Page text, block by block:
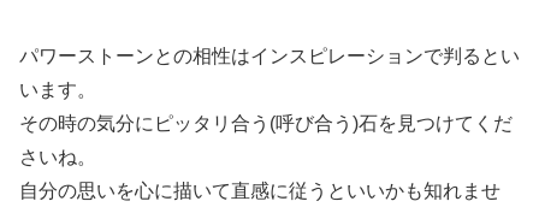
パワーストーンとの相性はインスピレーションで判るとい
います。
その時の気分にピッタリ合う(呼び合う)石を見つけてくだ
さいね。
自分の思いを心に描いて直感に従うといいかも知れませ